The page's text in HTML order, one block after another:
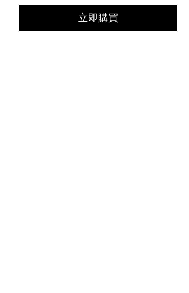
立即購買